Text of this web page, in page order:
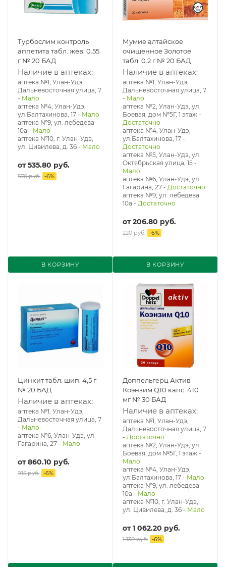
Турбослим контроль
аппетита табл. жев. 0.55
г № 20 БАД
Наличие в аптеках:
аптека №1, Улан-Удэ,
Дальневосточная улица, 7
- Мало
аптека №4, Улан-Удэ,
ул.Балтахинова, 17 - Мало
аптека №9, ул. лебедева
10а - Мало
аптека №10, г. Улан-Удэ,
ул. Цивилева, д. 36 - Мало
от535.80 руб.
570 руб. -6%
В КОРЗИНУ
Мумие алтайское
очищенное Золотое
табл. 0.2 г № 20 БАД
Наличие в аптеках:
аптека №1, Улан-Удэ,
Дальневосточная улица, 7
- Мало
аптека №2, Улан-Удэ, ул.
Боевая, дом №5Г, 1 этаж -
Достаточно
аптека №4, Улан-Удэ,
ул.Балтахинова, 17 -
Достаточно
аптека №5, Улан-Удэ, ул. ​
Октябрьская улица, 15 -
Мало
аптека №6, Улан-Удэ, ул.
Гагарина, 27 - Достаточно
аптека №9, ул. лебедева
10а - Достаточно
от206.80 руб.
220 руб. -6%
В КОРЗИНУ
Цинкит табл. шип. 4,5 г
№ 20 БАД
Наличие в аптеках:
аптека №1, Улан-Удэ,
Дальневосточная улица, 7
- Мало
аптека №6, Улан-Удэ, ул.
Гагарина, 27 - Мало
от860.10 руб.
915 руб. -6%
Доппельгерц Актив
Коэнзим Q10 капс. 410
мг № 30 БАД
Наличие в аптеках:
аптека №1, Улан-Удэ,
Дальневосточная улица, 7
- Достаточно
аптека №2, Улан-Удэ, ул.
Боевая, дом №5Г, 1 этаж -
Мало
аптека №4, Улан-Удэ,
ул.Балтахинова, 17 - Мало
аптека №9, ул. лебедева
10а - Мало
аптека №10, г. Улан-Удэ,
ул. Цивилева, д. 36 - Мало
от1 062.20 руб.
1 130 руб. -6%